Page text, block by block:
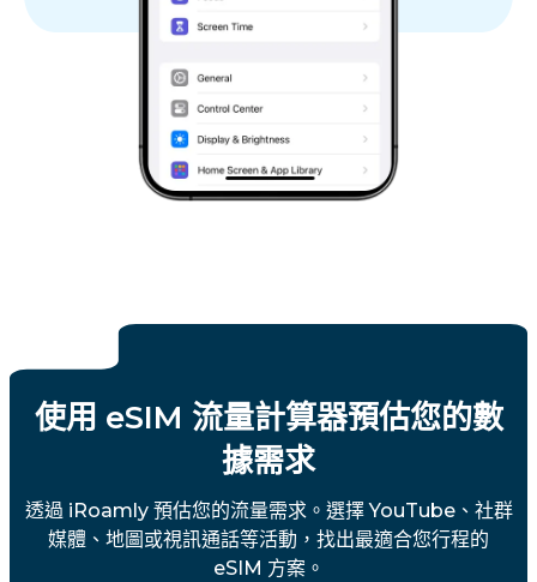
使用 eSIM 流量計算器預估您的數
據需求
透過 iRoamly 預估您的流量需求。選擇 YouTube、社群
媒體、地圖或視訊通話等活動，找出最適合您行程的
eSIM 方案。